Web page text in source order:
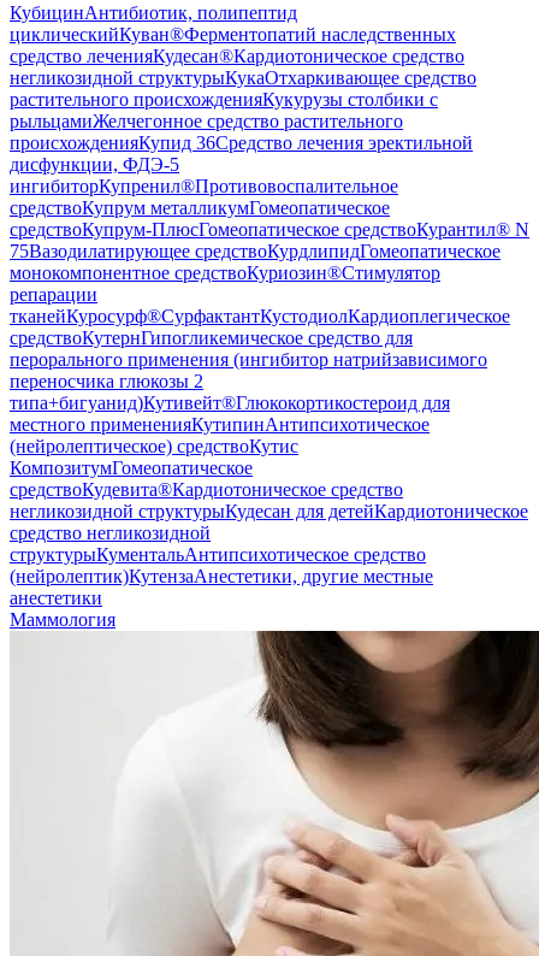
КубицинАнтибиотик, полипептид
циклическийКуван®Ферментопатий наследственных
средство леченияКудесан®Кардиотоническое средство
негликозидной структурыКукаОтхаркивающее средство
растительного происхожденияКукурузы столбики с
рыльцамиЖелчегонное средство растительного
происхожденияКупид 36Средство лечения эректильной
дисфункции, ФДЭ-5
ингибиторКупренил®Противовоспалительное
средствоКупрум металликумГомеопатическое
средствоКупрум-ПлюсГомеопатическое средствоКурантил® N
75Вазодилатирующее средствоКурдлипидГомеопатическое
монокомпонентное средствоКуриозин®Стимулятор
репарации
тканейКуросурф®СурфактантКустодиолКардиоплегическое
средствоКутернГипогликемическое средство для
перорального применения (ингибитор натрийзависимого
переносчика глюкозы 2
типа+бигуанид)Кутивейт®Глюкокортикостероид для
местного примененияКутипинАнтипсихотическое
(нейролептическое) средствоКутис
КомпозитумГомеопатическое
средствоКудевита®Кардиотоническое средство
негликозидной структурыКудесан для детейКардиотоническое
средство негликозидной
структурыКументальАнтипсихотическое средство
(нейролептик)КутензаАнестетики, другие местные
анестетики
Маммология